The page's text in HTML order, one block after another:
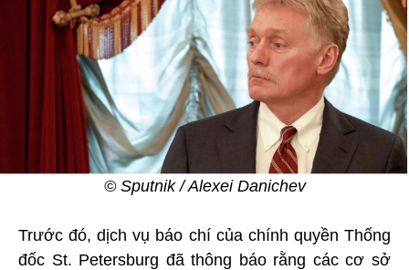
© Sputnik / Alexei Danichev
Trước đó, dịch vụ báo chí của chính quyền Thống
đốc St. Petersburg đã thông báo rằng các cơ sở